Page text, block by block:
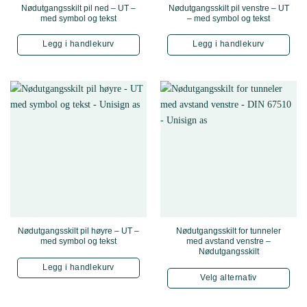
Nødutgangsskilt pil ned – UT –
med symbol og tekst
Legg i handlekurv
Nødutgangsskilt pil venstre – UT
– med symbol og tekst
Legg i handlekurv
Nødutgangsskilt pil høyre – UT –
med symbol og tekst
Legg i handlekurv
Nødutgangsskilt for tunneler
med avstand venstre –
Nødutgangsskilt
Velg alternativ